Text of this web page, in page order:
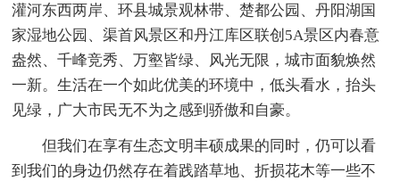
灌河东西两岸、环县城景观林带、楚都公园、丹阳湖国
家湿地公园、渠首风景区和丹江库区联创5A景区内春意
盎然、千峰竞秀、万壑皆绿、风光无限，城市面貌焕然
一新。生活在一个如此优美的环境中，低头看水，抬头
见绿，广大市民无不为之感到骄傲和自豪。
但我们在享有生态文明丰硕成果的同时，仍可以看
到我们的身边仍然存在着践踏草地、折损花木等一些不